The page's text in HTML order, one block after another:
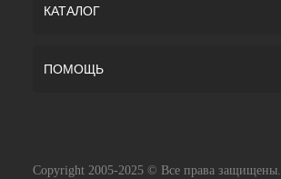
КАТАЛОГ
ПОМОЩЬ
Copyright 2005-2025 © Все права защищены.